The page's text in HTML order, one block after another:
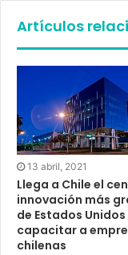
Artículos
13 abril, 2021
Llega a Chile el
innovación más
de Estados
capacitar a
chilenas